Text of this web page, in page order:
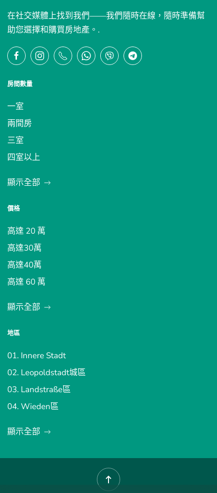
在社交媒體上找到我們——我們隨時在線，隨時準備幫
助您選擇和購買房地產。.
房間數量
一室
兩間房
三室
四室以上
顯示全部
價格
高達 20 萬
高達30萬
高達40萬
高達 60 萬
顯示全部
地區
01. Innere Stadt
02. Leopoldstadt城區
03. Landstraße區
04. Wieden區
顯示全部